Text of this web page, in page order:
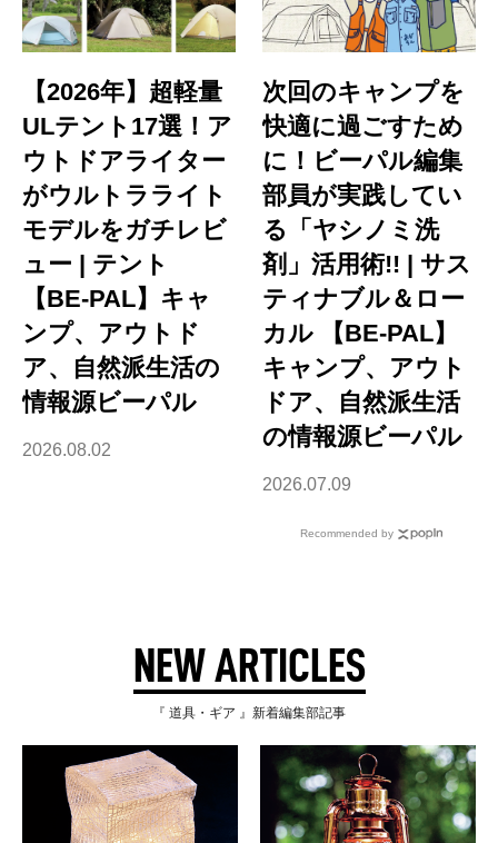
【2026年】超軽量
ULテント17選！ア
ウトドアライター
がウルトラライト
モデルをガチレビ
ュー | テント
【BE-PAL】キャ
ンプ、アウトド
ア、自然派生活の
情報源ビーパル
2026.08.02
次回のキャンプを
快適に過ごすため
に！ビーパル編集
部員が実践してい
る「ヤシノミ洗
剤」活用術!! | サス
ティナブル＆ロー
カル 【BE-PAL】
キャンプ、アウト
ドア、自然派生活
の情報源ビーパル
2026.07.09
Recommended by
NEW ARTICLES
『 道具・ギア 』新着編集部記事